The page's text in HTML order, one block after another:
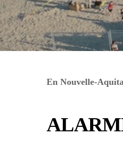
En Nouvelle-